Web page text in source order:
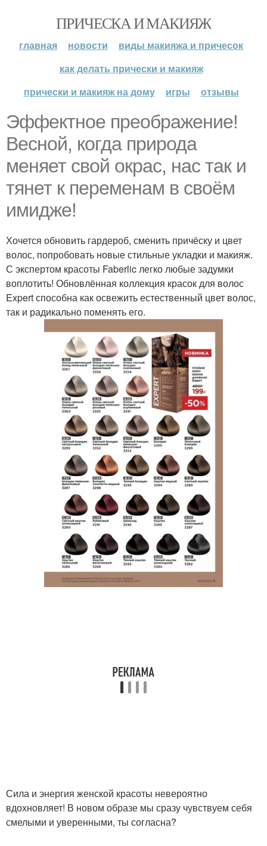
ПРИЧЕСКА И МАКИЯЖ
главная новости
виды макияжа и причесок
как делать прически и макияж
прически и макияж на дому
игры отзывы
Эффектное преображение!
Весной, когда природа
меняет свой окрас, нас так и
тянет к переменам в своём
имидже!
Хочется обновить гардероб, сменить причёску и цвет
волос, попробовать новые стильные укладки и макияж.
С экспертом красоты Faberlic легко любые задумки
воплотить! Обновлённая коллекция красок для волос
Expert способна как освежить естественный цвет волос,
так и радикально поменять его.
Сила и энергия женской красоты невероятно
вдохновляет! В новом образе мы сразу чувствуем себя
смелыми и уверенными, ты согласна?